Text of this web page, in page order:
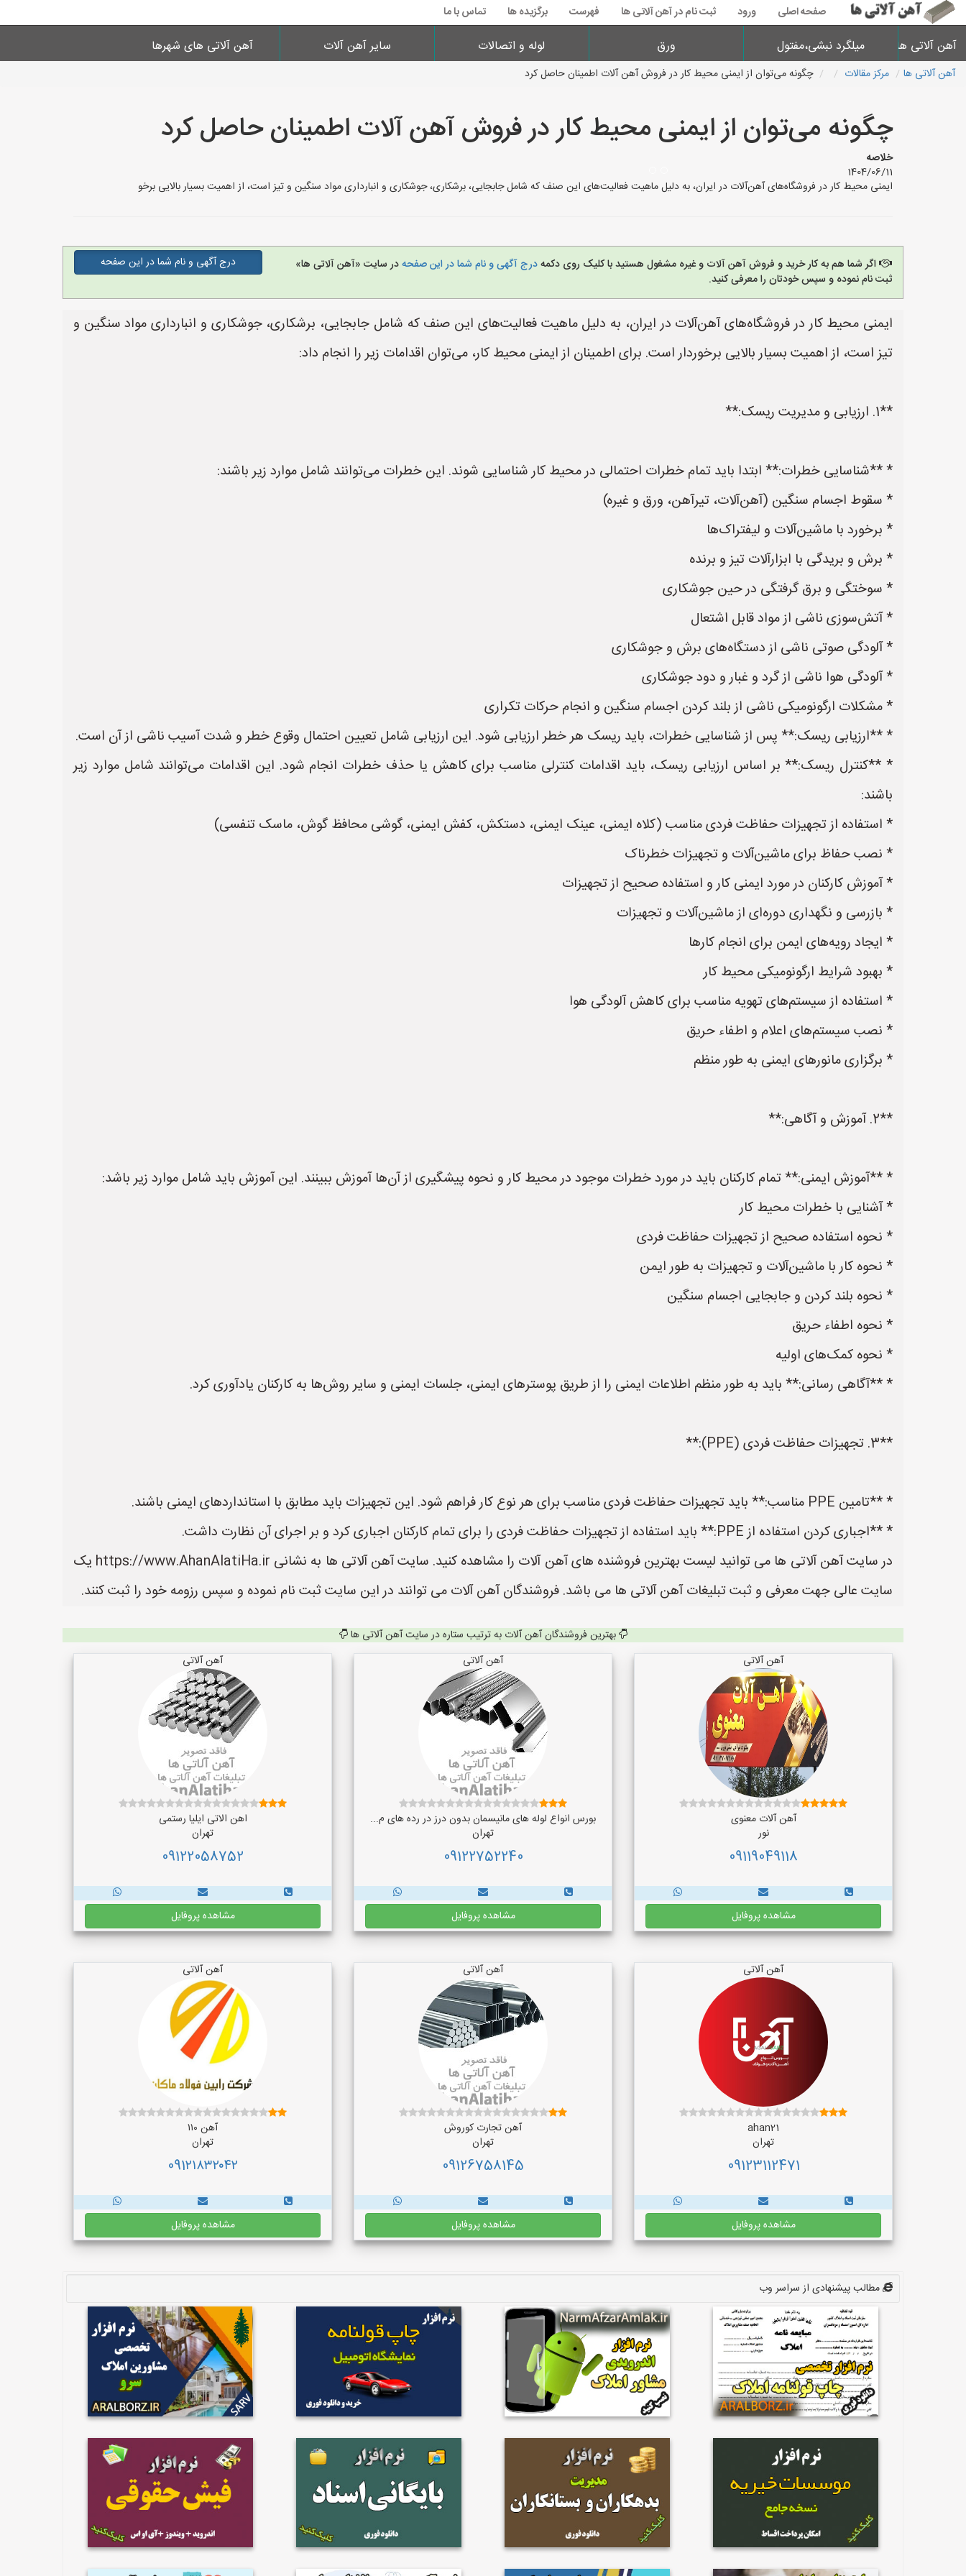
صفحه اصلی ورود ثبت نام در آهن آلاتی ها فهرست برگزیده ها تماس با ما
آهن آلاتی ها میلگرد نبشی،مفتول ورق لوله و اتصالات سایر آهن آلات آهن آلاتی های شهرها
آهن آلاتی ها مرکز مقالات چگونه می‌توان از ایمنی محیط کار در فروش آهن آلات اطمینان حاصل کرد
چگونه می‌توان از ایمنی محیط کار در فروش آهن آلات اطمینان حاصل کرد
خلاصه
1404/06/11
ایمنی محیط کار در فروشگاه‌های آهن‌آلات در ایران، به دلیل ماهیت فعالیت‌های این صنف که شامل جابجایی، برشکاری، جوشکاری و انبارداری مواد سنگین و تیز است، از اهمیت بسیار بالایی برخو
اگر شما هم به کار خرید و فروش آهن آلات و غیره مشغول هستید با کلیک روی دکمهدرج آگهی و نام شما در این صفحهدر سایت «آهن آلاتی ها»
ثبت نام نموده و سپس خودتان را معرفی کنید.
درج آگهی و نام شما در این صفحه
ایمنی محیط کار در فروشگاه‌های آهن‌آلات در ایران، به دلیل ماهیت فعالیت‌های این صنف که شامل جابجایی، برشکاری، جوشکاری و انبارداری مواد سنگین و
تیز است، از اهمیت بسیار بالایی برخوردار است. برای اطمینان از ایمنی محیط کار، می‌توان اقدامات زیر را انجام داد:
**1. ارزیابی و مدیریت ریسک:**
* **شناسایی خطرات:** ابتدا باید تمام خطرات احتمالی در محیط کار شناسایی شوند. این خطرات می‌توانند شامل موارد زیر باشند:
* سقوط اجسام سنگین (آهن‌آلات، تیرآهن، ورق و غیره)
* برخورد با ماشین‌آلات و لیفتراک‌ها
* برش و بریدگی با ابزارآلات تیز و برنده
* سوختگی و برق گرفتگی در حین جوشکاری
* آتش‌سوزی ناشی از مواد قابل اشتعال
* آلودگی صوتی ناشی از دستگاه‌های برش و جوشکاری
* آلودگی هوا ناشی از گرد و غبار و دود جوشکاری
* مشکلات ارگونومیکی ناشی از بلند کردن اجسام سنگین و انجام حرکات تکراری
* **ارزیابی ریسک:** پس از شناسایی خطرات، باید ریسک هر خطر ارزیابی شود. این ارزیابی شامل تعیین احتمال وقوع خطر و شدت آسیب ناشی از آن است.
* **کنترل ریسک:** بر اساس ارزیابی ریسک، باید اقدامات کنترلی مناسب برای کاهش یا حذف خطرات انجام شود. این اقدامات می‌توانند شامل موارد زیر
باشند:
* استفاده از تجهیزات حفاظت فردی مناسب (کلاه ایمنی، عینک ایمنی، دستکش، کفش ایمنی، گوشی محافظ گوش، ماسک تنفسی)
* نصب حفاظ برای ماشین‌آلات و تجهیزات خطرناک
* آموزش کارکنان در مورد ایمنی کار و استفاده صحیح از تجهیزات
* بازرسی و نگهداری دوره‌ای از ماشین‌آلات و تجهیزات
* ایجاد رویه‌های ایمن برای انجام کارها
* بهبود شرایط ارگونومیکی محیط کار
* استفاده از سیستم‌های تهویه مناسب برای کاهش آلودگی هوا
* نصب سیستم‌های اعلام و اطفاء حریق
* برگزاری مانورهای ایمنی به طور منظم
**2. آموزش و آگاهی:**
* **آموزش ایمنی:** تمام کارکنان باید در مورد خطرات موجود در محیط کار و نحوه پیشگیری از آن‌ها آموزش ببینند. این آموزش باید شامل موارد زیر باشد:
* آشنایی با خطرات محیط کار
* نحوه استفاده صحیح از تجهیزات حفاظت فردی
* نحوه کار با ماشین‌آلات و تجهیزات به طور ایمن
* نحوه بلند کردن و جابجایی اجسام سنگین
* نحوه اطفاء حریق
* نحوه کمک‌های اولیه
* **آگاهی رسانی:** باید به طور منظم اطلاعات ایمنی را از طریق پوسترهای ایمنی، جلسات ایمنی و سایر روش‌ها به کارکنان یادآوری کرد.
**3. تجهیزات حفاظت فردی (PPE):**
* **تامین PPE مناسب:** باید تجهیزات حفاظت فردی مناسب برای هر نوع کار فراهم شود. این تجهیزات باید مطابق با استانداردهای ایمنی باشند.
* **اجباری کردن استفاده از PPE:** باید استفاده از تجهیزات حفاظت فردی را برای تمام کارکنان اجباری کرد و بر اجرای آن نظارت داشت.
در سایت آهن آلاتی ها می توانید لیست بهترین فروشنده های آهن آلات را مشاهده کنید. سایت آهن آلاتی ها به نشانی https://www.AhanAlatiHa.ir یک
سایت عالی جهت معرفی و ثبت تبلیغات آهن آلاتی ها می باشد. فروشندگان آهن آلات می توانند در این سایت ثبت نام نموده و سپس رزومه خود را ثبت کنند.
بهترین فروشندگان آهن آلات به ترتیب ستاره در سایت آهن آلاتی ها
آهن آلاتی
آهن آلات معنوی
نور
09119049118
مشاهده پروفایل
آهن آلاتی
بورس انواع لوله های مانیسمان بدون درز در رده های م...
تهران
09122752240
مشاهده پروفایل
آهن آلاتی
اهن الاتی ایلیا رستمی
تهران
09122058752
مشاهده پروفایل
آهن آلاتی
ahan21
تهران
09123112471
مشاهده پروفایل
آهن آلاتی
آهن تجارت کوروش
تهران
09126758145
مشاهده پروفایل
آهن آلاتی
آهن ۱۱۰
تهران
091۲۱۸۳۲۰۴۲
مشاهده پروفایل
مطالب پیشنهادی از سراسر وب